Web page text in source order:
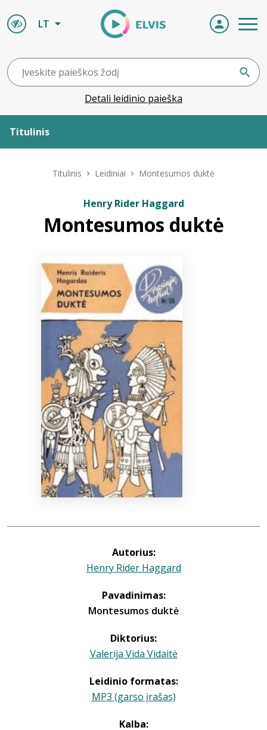
LT
Detali leidinio paieška
Titulinis
ELVIS atvyksta
Naujienos
Bibliotekoms
Titulinis Leidiniai Montesumos duktė
Henry Rider Haggard
Montesumos duktė
Autorius:
Henry Rider Haggard
Pavadinimas:
Montesumos duktė
Diktorius:
Valerija Vida Vidaitė
Leidinio formatas:
MP3 (garso įrašas)
Kalba: